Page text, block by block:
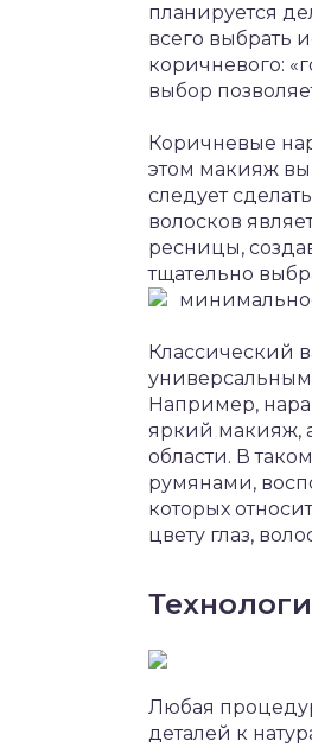
планируется
всего выбрать
коричневого:
выбор
Коричневые
этом макияж
следует
волосков
ресницы,
тщательно
Классический
Например,
яркий макияж,
области. В
румянами,
которых
цвету глаз,
Любая
деталей к